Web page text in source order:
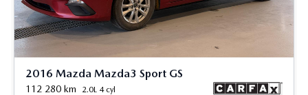
2016 Mazda Mazda3 Sport GS
112 280 km 2.0L 4 cyl